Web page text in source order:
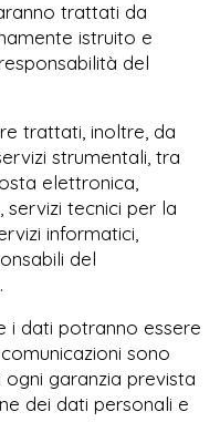
trattati da
istruito e
del
trattati, inoltre, da
strumentali, tra
elettronica,
tecnici per la
informatici,
del
i dati potranno essere
sono
garanzia prevista
dei dati personali e